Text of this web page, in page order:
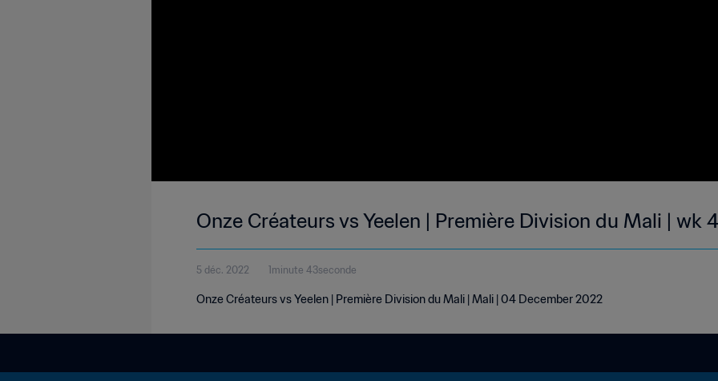
Onze Créateurs vs Yeelen | Première Division du Mali | wk
5 déc. 2022 1minute 43seconde
Onze Créateurs vs Yeelen | Première Division du Mali | Mali | 04 December 2022